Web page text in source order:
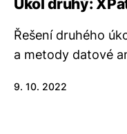
Úkol druhý:
Řešení druhého
a metody datové
9. 10. 2022